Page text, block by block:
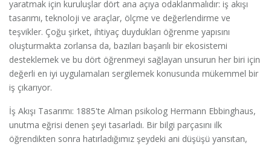
yaratmak için kuruluşlar dört ana açıya odaklanmalıdır: iş akışı
tasarımı, teknoloji ve araçlar, ölçme ve değerlendirme ve
teşvikler. Çoğu şirket, ihtiyaç duydukları öğrenme yapısını
oluşturmakta zorlansa da, bazıları başarılı bir ekosistemi
desteklemek ve bu dört öğrenmeyi sağlayan unsurun her biri için
değerli en iyi uygulamaları sergilemek konusunda mükemmel bir
iş çıkarıyor.
İş Akışı Tasarımı: 1885'te Alman psikolog Hermann Ebbinghaus,
unutma eğrisi denen şeyi tasarladı. Bir bilgi parçasını ilk
öğrendikten sonra hatırladığımız şeydeki ani düşüşü yansıtan,